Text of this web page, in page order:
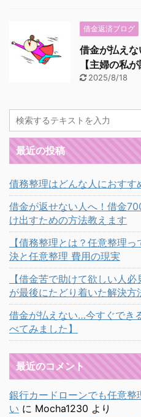
借金返済ブログ
借金が払え
【主婦の私
2025/8/18
最近の投稿
債務整理はどんな人におすす
借金が返せない人へ！借金
け出すための方法教えます
【債務整理とは？任意整理
決と任意整理 費用の現実
【借金苦で助けて欲しい人
が最後にたどり着いた解決方
借金が払えない…今すぐでき
べてみました】
最近のコメント
銀行カードローンでも任意
い に Mocha1230 より